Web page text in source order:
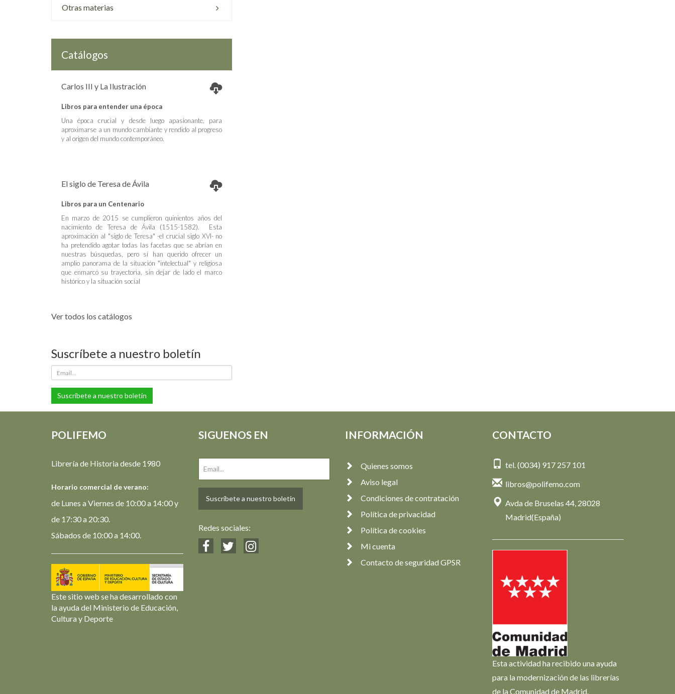
Otras materias
Catálogos
Carlos III y La Ilustración
Libros para entender una época
Una época crucial y desde luego apasionante, para
aproximarse a un mundo cambiante y rendido al progreso
y al origen del mundo contemporáneo.
El siglo de Teresa de Ávila
Libros para un Centenario
En marzo de 2015 se cumplieron quinientos años del
nacimiento de Teresa de Ávila (1515-1582). Esta
aproximación al "siglo de Teresa" -el crucial siglo XVI- no
ha pretendido agotar todas las facetas que se abrían en
nuestras búsquedas, pero sí han querido ofrecer un
amplio panorama de la situación "intelectual" y religiosa
que enmarcó su trayectoria, sin dejar de lado el marco
histórico y la situación social
Ver todos los catálogos
Suscríbete a nuestro boletín
Suscríbete a nuestro boletín
POLIFEMO
Librería de Historia desde 1980
Horario comercial de verano:
de Lunes a Viernes de 10:00 a 14:00 y
de 17:30 a 20:30.
Sábados de 10:00 a 14:00.
Este sitio web se ha desarrollado con
la ayuda del Ministerio de Educación,
Cultura y Deporte
SIGUENOS EN
Suscríbete a nuestro boletín
Redes sociales:
INFORMACIÓN
Quienes somos
Aviso legal
Condiciones de contratación
Política de privacidad
Política de cookies
Mi cuenta
Contacto de seguridad GPSR
CONTACTO
tel. (0034) 917 257 101
libros@polifemo.com
Avda de Bruselas 44, 28028
Madrid(España)
Esta actividad ha recibido una ayuda
para la modernización de las librerías
de la Comunidad de Madrid.